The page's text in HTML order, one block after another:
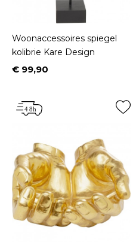
Woonaccessoires spiegel
kolibrie Kare Design
Prijs
€ 99,90